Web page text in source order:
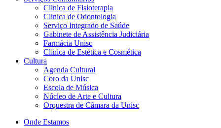
Clinica de Fisioterapia
Clinica de Odontologia
Serviço Integrado de Saúde
Gabinete de Assistência Judiciária
Farmácia Unisc
Clínica de Estética e Cosmética
Cultura
Agenda Cultural
Coro da Unisc
Escola de Música
Núcleo de Arte e Cultura
Orquestra de Câmara da Unisc
Onde Estamos